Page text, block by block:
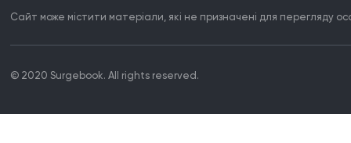
Сайт може містити матеріали, які не призначені для перегляду
© 2020 Surgebook. All rights reserved.